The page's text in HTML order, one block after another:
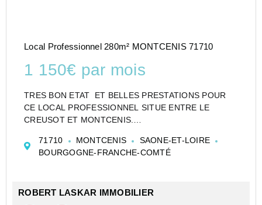
Local Professionnel 280m² MONTCENIS 71710
1 150€ par mois
TRES BON ETAT ET BELLES PRESTATIONS POUR
CE LOCAL PROFESSIONNEL SITUE ENTRE LE
CREUSOT ET MONTCENIS.
M2 AVEC DEUX BUREAUX, UNE SALLE D'EAU ET UN
WC. A L'ETAGE UNE SALLE DE REUNION AVEC
71710 MONTCENIS
SAONE-ET-LOIRE
BOURGOGNE-FRANCHE-COMTÉ
ROBERT LASKAR IMMOBILIER